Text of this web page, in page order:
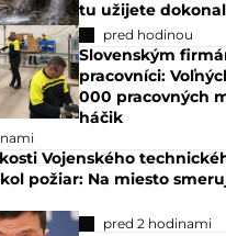
tu užijete
pred hodinou
Slovenským
pracovníci:
000 pracovných
háčik
Vojenského
požiar: Na miesto
pred 2 hodinami